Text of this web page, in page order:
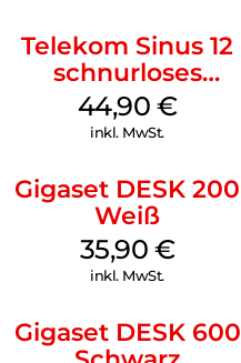
Telekom Sinus 12
schnurloses
Analog Telefon
Weiß
44,90 €
inkl. MwSt.
Gigaset DESK 200
Weiß
35,90 €
inkl. MwSt.
Gigaset DESK 600